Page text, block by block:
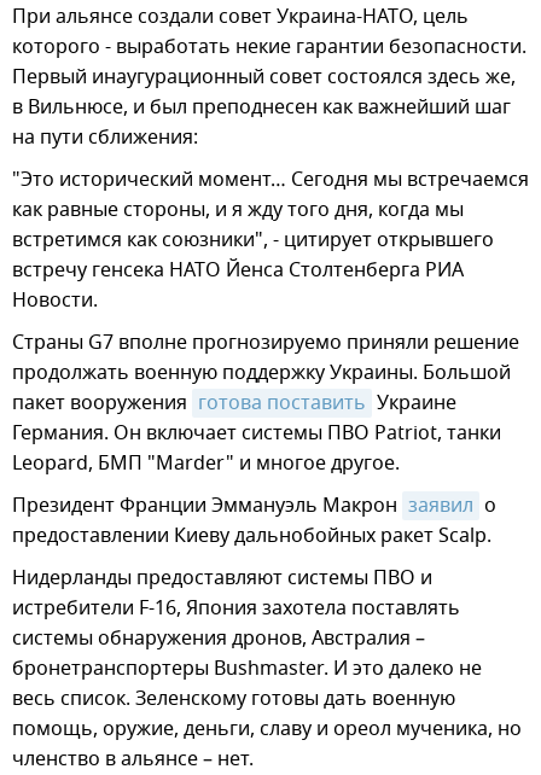
При альянсе создали совет Украина-НАТО, цель
которого - выработать некие гарантии безопасности.
Первый инаугурационный совет состоялся здесь же,
в Вильнюсе, и был преподнесен как важнейший шаг
на пути сближения:
"Это исторический момент… Сегодня мы встречаемся
как равные стороны, и я жду того дня, когда мы
встретимся как союзники", - цитирует открывшего
встречу генсека НАТО Йенса Столтенберга РИА
Новости.
Страны G7 вполне прогнозируемо приняли решение
продолжать военную поддержку Украины. Большой
пакет вооружения готова поставить Украине
Германия. Он включает системы ПВО Patriot, танки
Leopard, БМП "Marder" и многое другое.
Президент Франции Эммануэль Макрон заявил о
предоставлении Киеву дальнобойных ракет Scalp.
Нидерланды предоставляют системы ПВО и
истребители F-16, Япония захотела поставлять
системы обнаружения дронов, Австралия –
бронетранспортеры Bushmaster. И это далеко не
весь список. Зеленскому готовы дать военную
помощь, оружие, деньги, славу и ореол мученика, но
членство в альянсе – нет.